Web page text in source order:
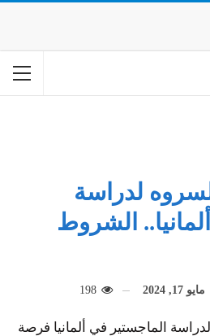
لدراسة
الشروط
مايو 17, 2024
الماجستير في ألمانيا فرصة